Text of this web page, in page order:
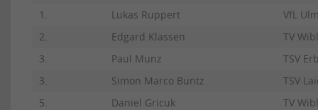
1.
Lukas Ruppert VfL Ulm
2.
Edgard Klassen
TV
3.
Paul Munz
TSV
3.
Simon Marco Buntz
TSV
5.
Daniel Gricuk
TV